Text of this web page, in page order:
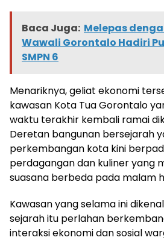
Baca Juga: Melepas
Wawali Gorontalo Hadiri
SMPN 6
Menariknya, geliat ekonomi
kawasan Kota Tua Gorontalo
waktu terakhir kembali ramai
Deretan bangunan bersejarah
perkembangan kota kini
perdagangan dan kuliner yang
suasana berbeda pada malam
Kawasan yang selama ini
sejarah itu perlahan
interaksi ekonomi dan sosial